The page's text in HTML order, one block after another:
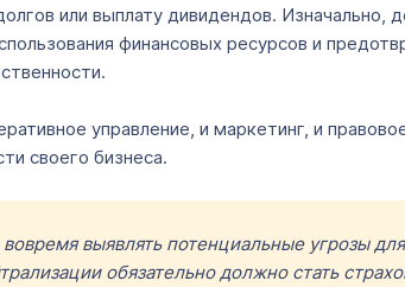
или выплату дивидендов.
финансовых ресурсов и
управление, и маркетинг, и
своего бизнеса.
выявлять потенциальные угрозы
обязательно должно стать